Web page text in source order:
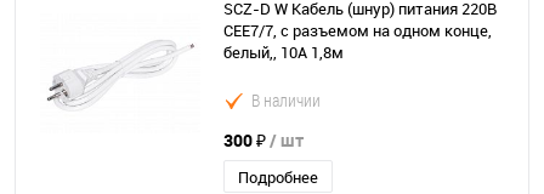
SCZ-D W Кабель (шнур) питания 220В
CEE7/7, c разъемом на одном конце,
белый,, 10А 1,8м
В наличии
300 ₽/ шт
Подробнее